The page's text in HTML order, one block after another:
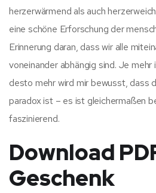
herzerwärmend als auch
eine schöne Erforschung der
Erinnerung daran, dass wir alle
voneinander abhängig sind. Je mehr
desto mehr wird mir bewusst, dass
paradox ist – es ist gleichermaßen
faszinierend.
Download
Geschenk